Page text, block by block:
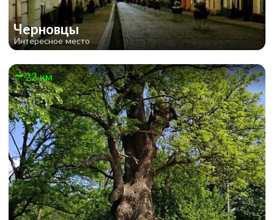
Черновцы
Интересное место
22 км